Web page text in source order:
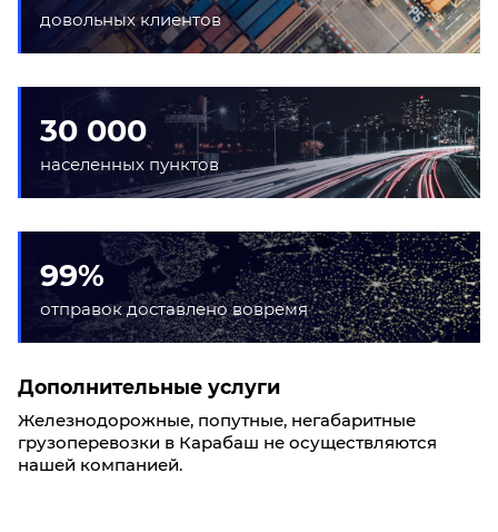
довольных клиентов
30 000
населенных пунктов
99%
отправок доставлено вовремя
Дополнительные услуги
Железнодорожные, попутные, негабаритные
грузоперевозки в Карабаш не осуществляются
нашей компанией.